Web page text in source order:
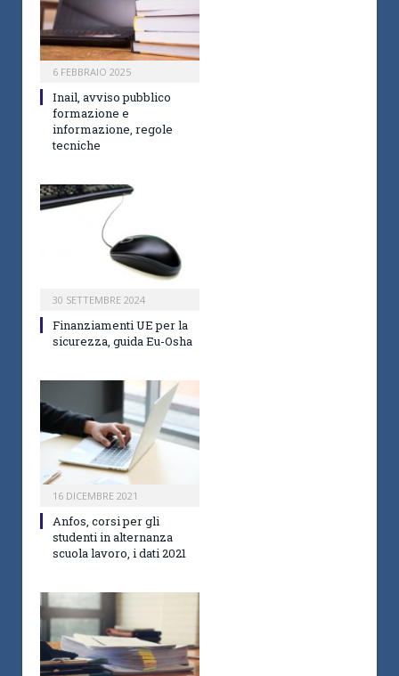
6 FEBBRAIO 2025
Inail, avviso pubblico
formazione e
informazione, regole
tecniche
30 SETTEMBRE 2024
Finanziamenti UE per la
sicurezza, guida Eu-Osha
16 DICEMBRE 2021
Anfos, corsi per gli
studenti in alternanza
scuola lavoro, i dati 2021